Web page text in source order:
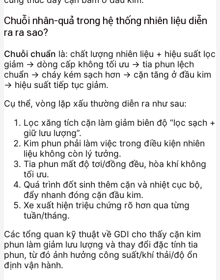
Chuỗi nhân-quả trong hệ thống nhiên liệu diễn
ra ra sao?
Chuỗi chuẩn là: chất lượng nhiên liệu + hiệu suất lọc
giảm → dòng cấp không tối ưu → tia phun lệch
chuẩn → cháy kém sạch hơn → cặn tăng ở đầu kim
→ hiệu suất tiếp tục giảm.
Cụ thể, vòng lặp xấu thường diễn ra như sau:
Lọc xăng tích cặn làm giảm biên độ “lọc sạch +
giữ lưu lượng”.
Kim phun phải làm việc trong điều kiện nhiên
liệu không còn lý tưởng.
Tia phun mất độ tơi/đồng đều, hòa khí không
tối ưu.
Quá trình đốt sinh thêm cặn và nhiệt cục bộ,
đẩy nhanh đóng cặn đầu kim.
Xe xuất hiện triệu chứng rõ hơn qua từng
tuần/tháng.
Các tổng quan kỹ thuật về GDI cho thấy cặn kim
phun làm giảm lưu lượng và thay đổi đặc tính tia
phun, từ đó ảnh hưởng công suất/khí thải/độ ổn
định vận hành.